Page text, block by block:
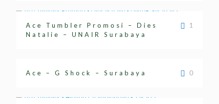
Ace Tumbler Promosi – Dies
Natalie – UNAIR Surabaya
1
Ace – G Shock – Surabaya 0